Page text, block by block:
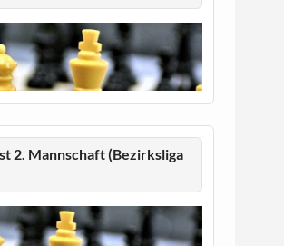
2. Mannschaft (Bezirksliga